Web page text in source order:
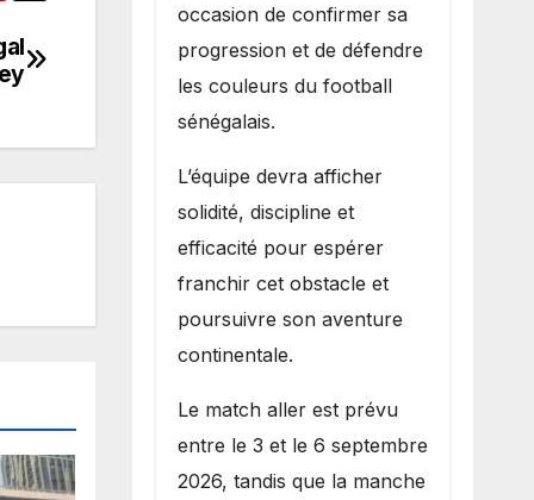
occasion de confirmer sa
progression et de défendre
les couleurs du football
sénégalais.
L’équipe devra afficher
solidité, discipline et
efficacité pour espérer
franchir cet obstacle et
poursuivre son aventure
continentale.
Le match aller est prévu
entre le 3 et le 6 septembre
2026, tandis que la manche